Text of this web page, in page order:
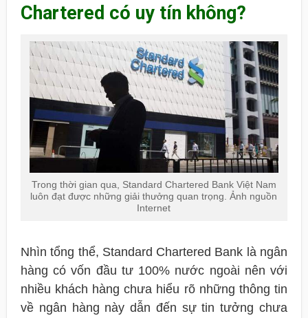
Chartered có uy tín không?
Trong thời gian qua, Standard Chartered Bank Việt Nam
luôn đạt được những giải thưởng quan trọng. Ảnh nguồn
Internet
Nhìn tổng thể, Standard Chartered Bank là ngân
hàng có vốn đầu tư 100% nước ngoài nên với
nhiều khách hàng chưa hiểu rõ những thông tin
về ngân hàng này dẫn đến sự tin tưởng chưa